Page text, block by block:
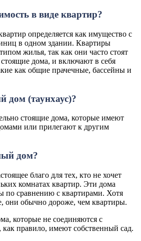
в виде квартир?
определяется как имущество с
в одном здании. Квартиры
жилья, так как они часто стоят
дома, и включают в себя
как общие прачечные, бассейны и
дом (таунхаус)?
стоящие дома, которые имеют
или прилегают к другим
дом?
благо для тех, кто не хочет
комнатах квартир. Эти дома
по сравнению с квартирами. Хотя
они обычно дороже, чем квартиры.
которые не соединяются с
правило, имеют собственный сад.